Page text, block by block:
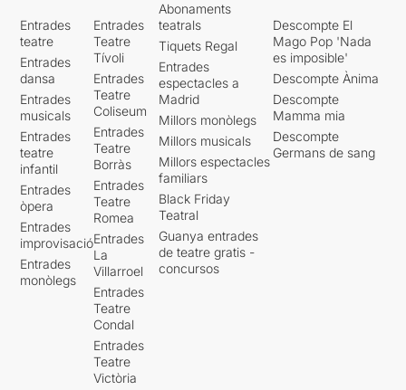
Entrades
teatre
Entrades
dansa
Entrades
musicals
Entrades
teatre
infantil
Entrades
òpera
Entrades
improvisació
Entrades
monòlegs
Entrades
Teatre
Tívoli
Entrades
Teatre
Coliseum
Entrades
Teatre
Borràs
Entrades
Teatre
Romea
Entrades
La
Villarroel
Entrades
Teatre
Condal
Entrades
Teatre
Victòria
Abonaments
teatrals
Tiquets Regal
Entrades
espectacles a
Madrid
Millors monòlegs
Millors musicals
Millors espectacles
familiars
Black Friday
Teatral
Guanya entrades
de teatre gratis -
concursos
Descompte El
Mago Pop 'Nada
es imposible'
Descompte Ànima
Descompte
Mamma mia
Descompte
Germans de sang